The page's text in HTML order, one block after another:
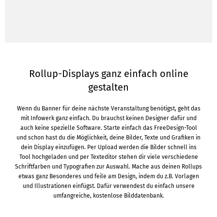
Rollup-Displays ganz einfach online
gestalten
Wenn du Banner für deine nächste Veranstaltung benötigst, geht das
mit Infowerk ganz einfach. Du brauchst keinen Designer dafür und
auch keine spezielle Software. Starte einfach das FreeDesign-Tool
und schon hast du die Möglichkeit, deine Bilder, Texte und Grafiken in
dein Display einzufügen. Per Upload werden die Bilder schnell ins
Tool hochgeladen und per Texteditor stehen dir viele verschiedene
Schriftfarben und Typografien zur Auswahl. Mache aus deinen Rollups
etwas ganz Besonderes und feile am Design, indem du z.B. Vorlagen
und Illustrationen einfügst. Dafür verwendest du einfach unsere
umfangreiche, kostenlose Bilddatenbank.